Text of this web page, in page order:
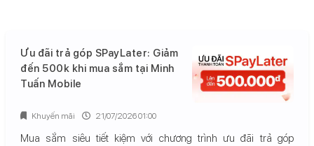
Ưu đãi trả góp SPayLater: Giảm
đến 500k khi mua sắm tại Minh
Tuấn Mobile
Mua sắm siêu tiết kiệm với chương trình ưu đãi trả góp
Khuyến mãi 21/07/2026 01:00